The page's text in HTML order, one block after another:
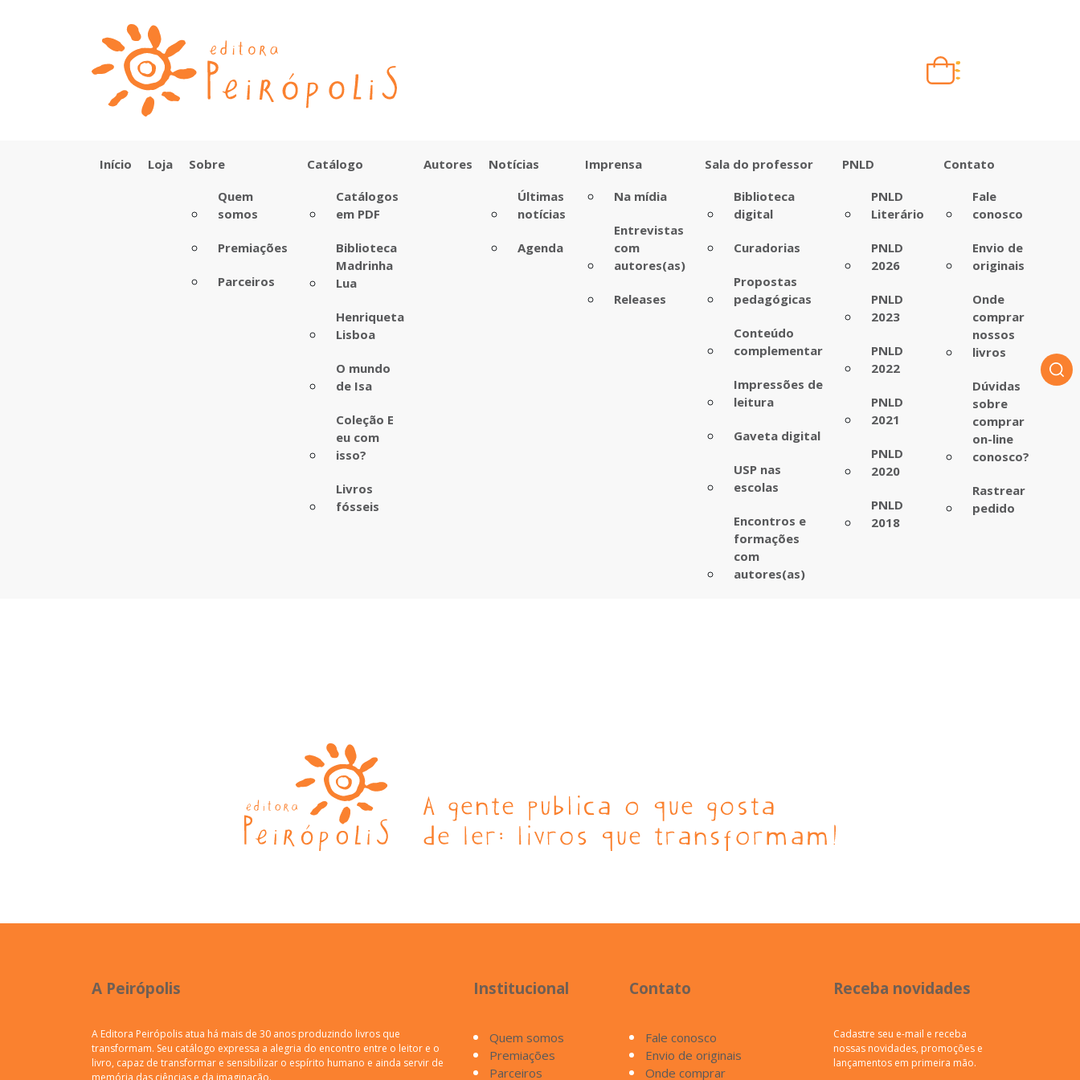
Carrinho vazio
Início Loja
Sobre
Quem
somos
Premiações
Parceiros
Catálogo
Catálogos
em PDF
Biblioteca
Madrinha
Lua
Henriqueta
Lisboa
O mundo
de Isa
Coleção E
eu com
isso?
Livros
fósseis
Autores
Notícias
Últimas
notícias
Agenda
Imprensa
Na mídia
Entrevistas
com
autores(as)
Releases
Sala do professor
Biblioteca
digital
Curadorias
Propostas
pedagógicas
Conteúdo
complementar
Impressões de
leitura
Gaveta digital
USP nas
escolas
Encontros e
formações
com
autores(as)
PNLD
PNLD
Literário
PNLD
2026
PNLD
2023
PNLD
2022
PNLD
2021
PNLD
2020
PNLD
2018
Contato
Fale
conosco
Envio de
originais
Onde
comprar
nossos
livros
Dúvidas
sobre
comprar
on-line
conosco?
Rastrear
pedido
A Peirópolis
A Editora Peirópolis atua há mais de 30 anos produzindo livros que
transformam. Seu catálogo expressa a alegria do encontro entre o leitor e o
livro, capaz de transformar e sensibilizar o espírito humano e ainda servir de
memória das ciências e da imaginação.
Institucional
Quem somos
Premiações
Parceiros
Contato
Fale conosco
Envio de originais
Onde comprar
Receba novidades
Cadastre seu e-mail e receba
nossas novidades, promoções e
lançamentos em primeira mão.